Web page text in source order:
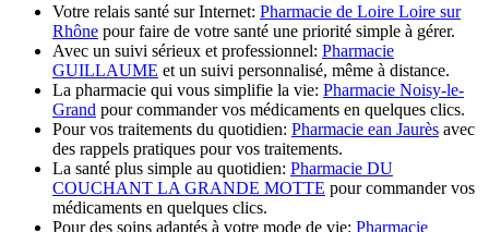
Votre relais santé sur Internet: Pharmacie de Loire Loire sur
Rhône pour faire de votre santé une priorité simple à gérer.
Avec un suivi sérieux et professionnel: Pharmacie
GUILLAUME et un suivi personnalisé, même à distance.
La pharmacie qui vous simplifie la vie: Pharmacie Noisy-le-
Grand pour commander vos médicaments en quelques clics.
Pour vos traitements du quotidien: Pharmacie ean Jaurès avec
des rappels pratiques pour vos traitements.
La santé plus simple au quotidien: Pharmacie DU
COUCHANT LA GRANDE MOTTE pour commander vos
médicaments en quelques clics.
Pour des soins adaptés à votre mode de vie: Pharmacie